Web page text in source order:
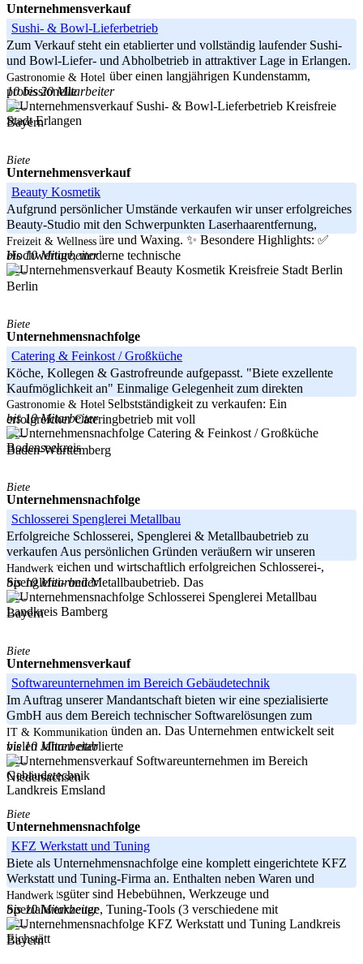
Unternehmensverkauf
Sushi- & Bowl-Lieferbetrieb
Zum Verkauf steht ein etablierter und vollständig laufender Sushi-
und Bowl-Liefer- und Abholbetrieb in attraktiver Lage in Erlangen.
Der Betrieb verfügt über einen langjährigen Kundenstamm,
professionelle
-----
Bayern
Gastronomie & Hotel
10 bis 20 Mitarbeiter
Kreisfreie
Stadt Erlangen
Biete
Unternehmensverkauf
Beauty Kosmetik
Aufgrund persönlicher Umstände verkaufen wir unser erfolgreiches
Beauty-Studio mit den Schwerpunkten Laserhaarentfernung,
Fußpflege, Maniküre und Waxing. ✨ Besondere Highlights: ✅
Hochwertige, moderne technische
-----
Berlin
Freizeit & Wellness
bis 10 Mitarbeiter
Kreisfreie Stadt Berlin
Biete
Unternehmensnachfolge
Catering & Feinkost / Großküche
Köche, Kollegen & Gastrofreunde aufgepasst. "Biete exzellente
Kaufmöglichkeit an" Einmalige Gelegenheit zum direkten
Durchstarten in die Selbstständigkeit zu verkaufen: Ein
erfolgreicher Cateringbetrieb mit voll
-----
Baden-Württemberg
Gastronomie & Hotel
bis 10 Mitarbeiter
Bodenseekreis
Biete
Unternehmensnachfolge
Schlosserei Spenglerei Metallbau
Erfolgreiche Schlosserei, Spenglerei & Metallbaubetrieb zu
verkaufen Aus persönlichen Gründen veräußern wir unseren
traditionsreichen und wirtschaftlich erfolgreichen Schlosserei-,
Spenglerei- und Metallbaubetrieb. Das
-----
Bayern
Handwerk
bis 10 Mitarbeiter
Landkreis Bamberg
Biete
Unternehmensverkauf
Softwareunternehmen im Bereich Gebäudetechnik
Im Auftrag unserer Mandantschaft bieten wir eine spezialisierte
GmbH aus dem Bereich technischer Softwarelösungen zum
Verkauf aus Altersgründen an. Das Unternehmen entwickelt seit
vielen Jahren etablierte
-----
Niedersachsen
IT & Kommunikation
bis 10 Mitarbeiter
Landkreis Emsland
Biete
Unternehmensnachfolge
KFZ Werkstatt und Tuning
Biete als Unternehmensnachfolge eine komplett eingerichtete KFZ
Werkstatt und Tuning-Firma an. Enthalten neben Waren und
Wirtschaftsgüter sind Hebebühnen, Werkzeuge und
Spezialwerkzeuge, Tuning-Tools (3 verschiedene mit
-----
Bayern
Handwerk
bis 10 Mitarbeiter
Landkreis
Eichstätt